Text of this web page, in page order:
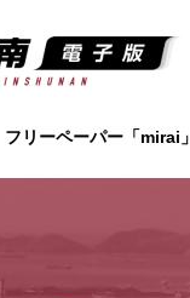
フリーペーパー「mirai」